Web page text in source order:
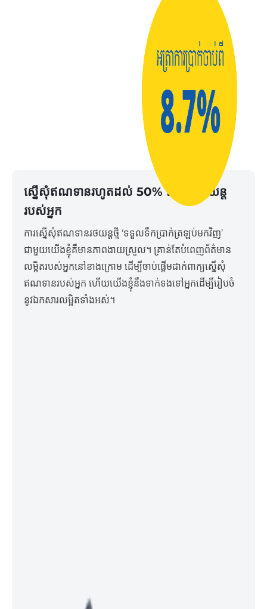
ស្នើសុំឥណទានរហូតដល់ 50% នៃតម្លៃរថយន្ត
របស់អ្នក
ការស្នើសុំឥណទានរថយន្ដថ្មី ‘ទទួលទឹកប្រាក់ត្រឡប់មកវិញ’
ជាមួយយើងខ្ញុំគឺមានភាពងាយស្រួល។ គ្រាន់តែបំពេញព័ត៌មាន
លម្អិតរបស់អ្នកនៅខាងក្រោម ដើម្បីចាប់ផ្តើមដាក់ពាក្យស្នើសុំ
ឥណទានរបស់អ្នក ហើយយើងខ្ញុំនឹងទាក់ទងទៅអ្នកដើម្បីរៀបចំ
នូវឯកសារលម្អិតទាំងអស់។